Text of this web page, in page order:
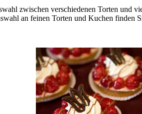
zwischen verschiedenen Torten und
an feinen Torten und Kuchen finden